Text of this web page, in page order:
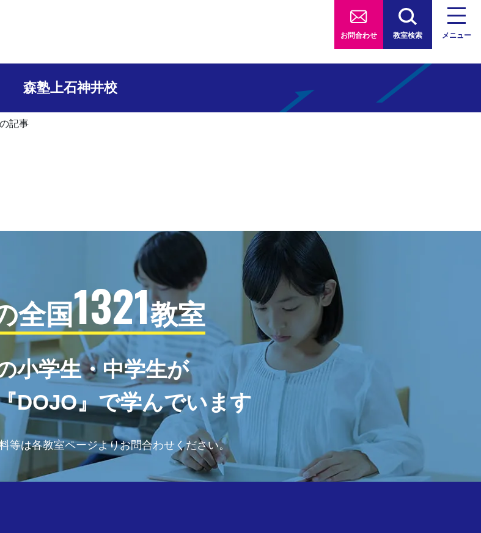
お問合わせ 教室検索 メニュー
森塾上石神井校
記事
全国1321教室
小学生・中学生が
DOJO』で学んでいます
等は各教室ページよりお問合わせください。